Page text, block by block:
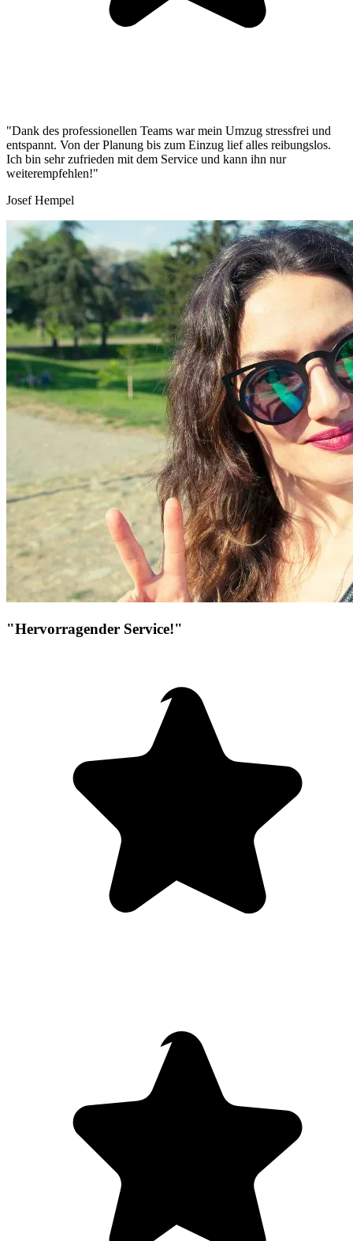
"Dank des professionellen Teams war mein Umzug stressfrei und
entspannt. Von der Planung bis zum Einzug lief alles reibungslos.
Ich bin sehr zufrieden mit dem Service und kann ihn nur
weiterempfehlen!"
Josef Hempel
"Hervorragender Service!"